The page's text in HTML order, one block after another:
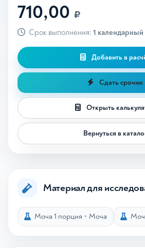
710,00 ₽
Срок выполнения: 1 календарный
Добавить в
Сдать срочно
Открыть
Вернуться в
Материал для
Моча 1 порция • Моча